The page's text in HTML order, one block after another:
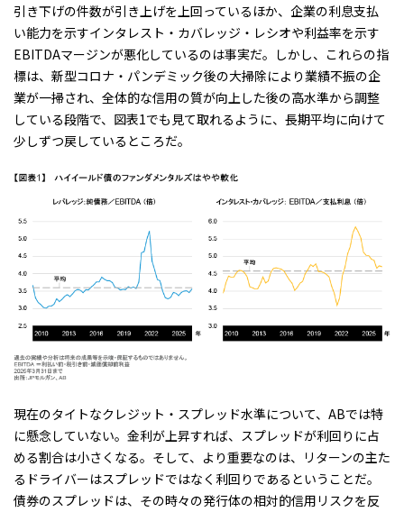
引き下げの件数が引き上げを上回っているほか、企業の利息支払
い能力を示すインタレスト・カバレッジ・レシオや利益率を示す
EBITDAマージンが悪化しているのは事実だ。しかし、これらの指
標は、新型コロナ・パンデミック後の大掃除により業績不振の企
業が一掃され、全体的な信用の質が向上した後の高水準から調整
している段階で、図表1でも見て取れるように、長期平均に向けて
少しずつ戻しているところだ。
現在のタイトなクレジット・スプレッド水準について、ABでは特
に懸念していない。金利が上昇すれば、スプレッドが利回りに占
める割合は小さくなる。そして、より重要なのは、リターンの主た
るドライバーはスプレッドではなく利回りであるということだ。
債券のスプレッドは、その時々の発行体の相対的信用リスクを反